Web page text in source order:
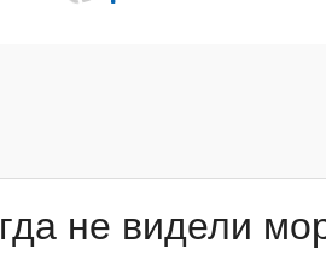
не видели